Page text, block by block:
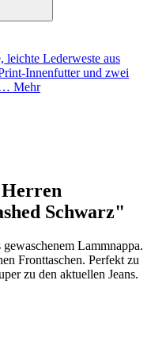
leichte Lederweste aus
Innenfutter und zwei
Mehr
Schwarz"
Lammnappa.
Fronttaschen. Perfekt zu
zu den aktuellen Jeans.